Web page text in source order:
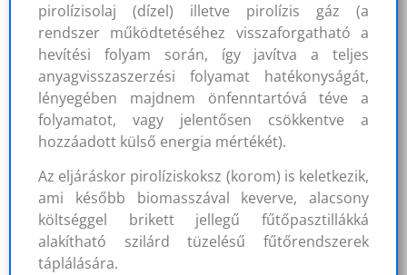
pirolízisolaj (dízel) illetve pirolízis gáz (a
rendszer működtetéséhez visszaforgatható a
hevítési folyam során, így javítva a teljes
anyagvisszaszerzési folyamat hatékonyságát,
lényegében majdnem önfenntartóvá téve a
folyamatot, vagy jelentősen csökkentve a
hozzáadott külső energia mértékét).
Az eljáráskor pirolíziskoksz (korom) is keletkezik,
ami később biomasszával keverve, alacsony
költséggel brikett jellegű fűtőpasztillákká
alakítható szilárd tüzelésű fűtőrendszerek
táplálására.